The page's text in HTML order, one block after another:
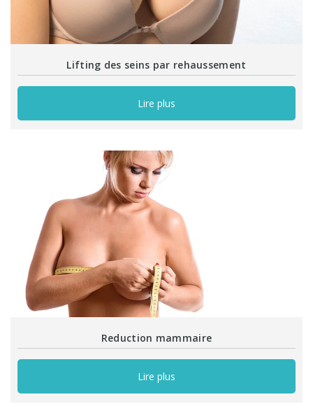
Lifting des seins par rehaussement
Lire plus
Reduction mammaire
Lire plus